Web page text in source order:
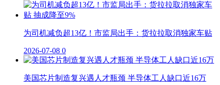
为司机减负超13亿！市监局出手：货拉拉取消独家车贴
2026-07-08 0
美国芯片制造复兴遇人才瓶颈 半导体工人缺口近16万